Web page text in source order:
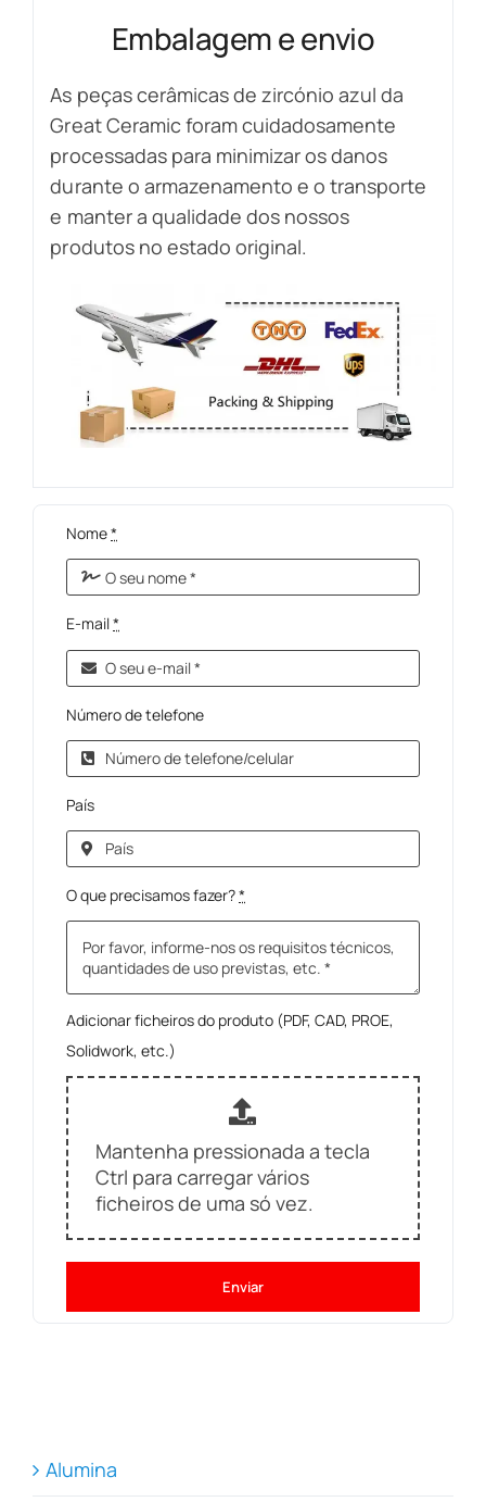
Embalagem e envio
As peças cerâmicas de zircónio azul da
Great Ceramic foram cuidadosamente
processadas para minimizar os danos
durante o armazenamento e o transporte
e manter a qualidade dos nossos
produtos no estado original.
Nome*
E-mail*
Número de telefone
País
O que precisamos fazer?*
Adicionar ficheiros do produto (PDF, CAD, PROE,
Solidwork, etc.)
Mantenha pressionada a tecla
Ctrl para carregar vários
ficheiros de uma só vez.
Enviar
Alumina